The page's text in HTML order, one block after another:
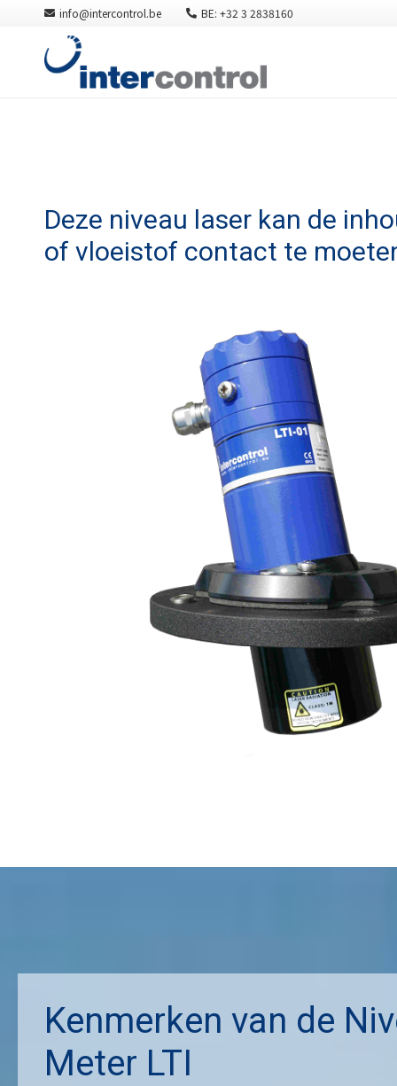
info@intercontrol.be BE: +32 3 2838160
Deze niveau laser kan de
of vloeistof contact te
Kenmerken van de
Meter LTI